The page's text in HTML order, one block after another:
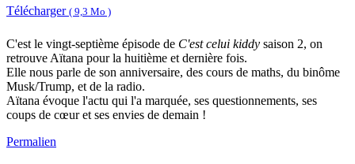
Télécharger ( 9,3 Mo )
C'est le vingt-septième épisode de C'est celui kiddy saison 2, on
retrouve Aïtana pour la huitième et dernière fois.
Elle nous parle de son anniversaire, des cours de maths, du binôme
Musk/Trump, et de la radio.
Aïtana évoque l'actu qui l'a marquée, ses questionnements, ses
coups de cœur et ses envies de demain !
Permalien